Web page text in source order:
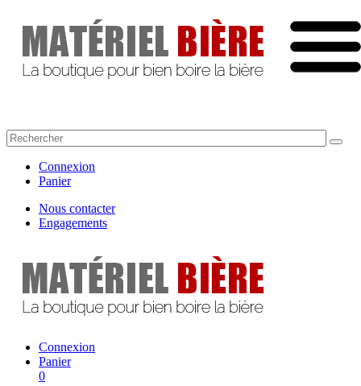
Connexion
Panier
Nous contacter
Engagements
Connexion
Panier
0